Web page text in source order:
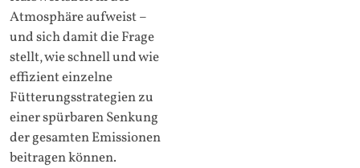
Atmosphäre aufweist –
und sich damit die Frage
stellt, wie schnell und wie
effizient einzelne
Fütterungsstrategien zu
einer spürbaren Senkung
der gesamten Emissionen
beitragen können.